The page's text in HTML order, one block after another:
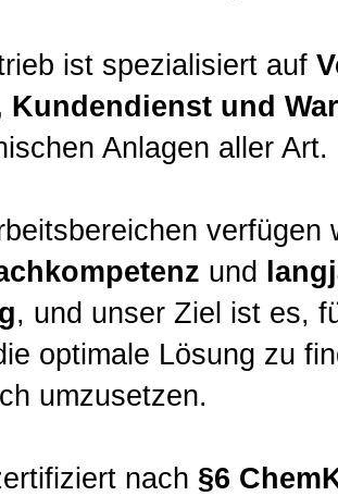
ist spezialisiert auf
Kundendienst und
Anlagen aller Art.
verfügen
und
, und unser Ziel ist es,
optimale Lösung zu
umzusetzen.
nach §6